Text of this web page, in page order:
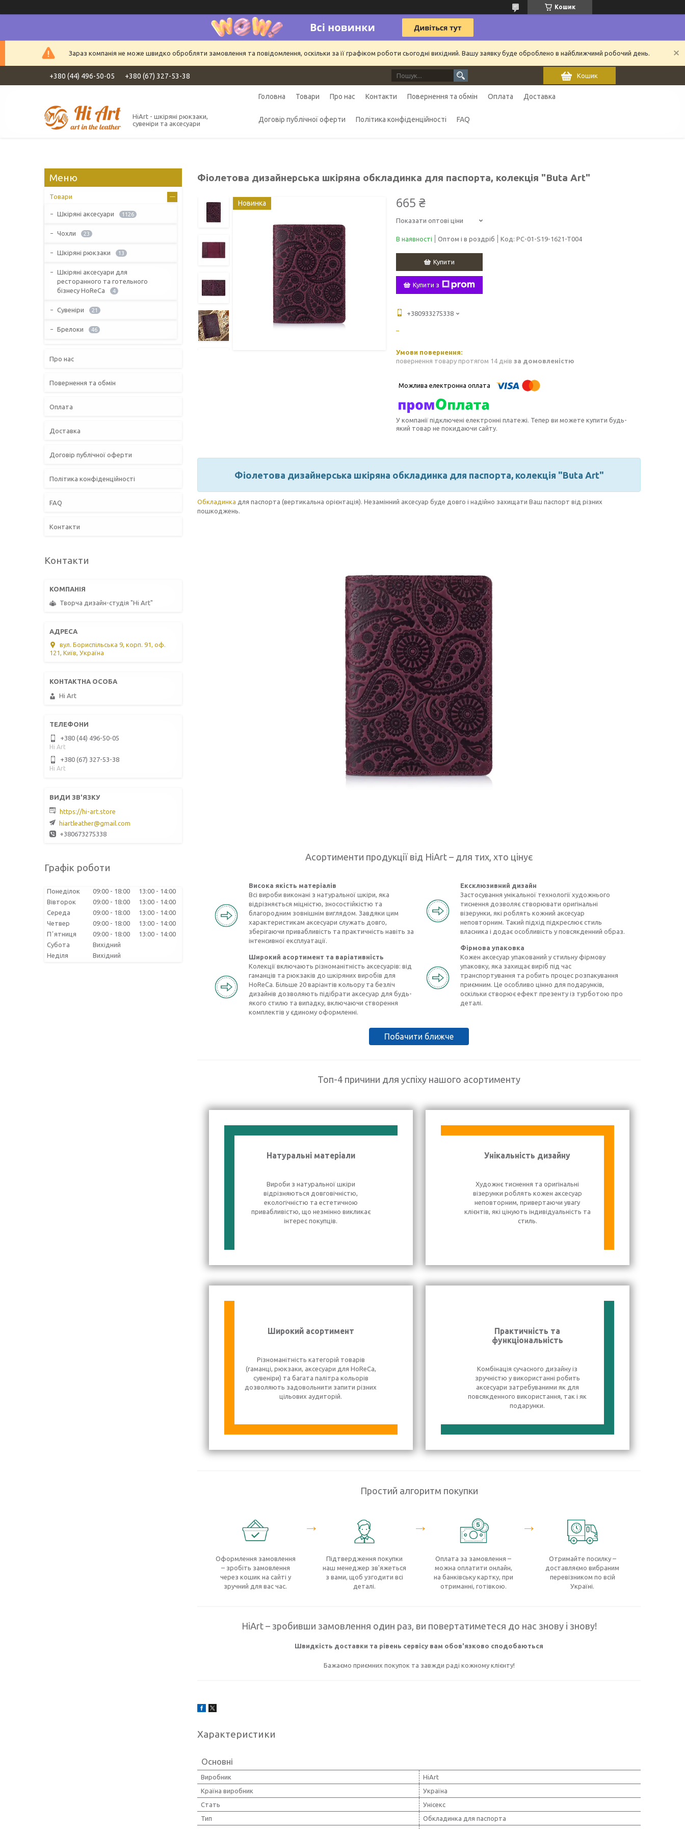
Кошик
Зараз компанія не може швидко обробляти замовлення та повідомлення, оскільки за її графіком роботи сьогодні вихідний. Вашу заявку буде оброблено в найближчимй робочий день.
+380 (44) 496-50-05 +380 (67) 327-53-38 Кошик
HiArt - шкіряні рюкзаки,
сувеніри та аксесуари
Головна Товари Про нас Контакти Повернення та обмін Оплата Доставка
Договір публічної оферти Політика конфіденційності FAQ
Фіолетова дизайнерська шкіряна обкладинка для паспорта, колекція "Buta Art"
Новинка 665 ₴
Показати оптові ціни
В наявності Оптом і в роздріб Код: PC-01-S19-1621-T004
Купити
Купити з
+380933275338
повернення товару протягом 14 днів за домовленістю
У компанії підключені електронні платежі. Тепер ви можете купити будь-
який товар не покидаючи сайту.
Фіолетова дизайнерська шкіряна обкладинка для паспорта, колекція "Buta Art"
Обкладинка для паспорта (вертикальна орієнтація). Незамінний аксесуар буде довго і надійно захищати Ваш паспорт від різних
пошкоджень.
Асортименти продукції від HiArt – для тих, хто цінує
Висока якість матеріалів
Всі вироби виконані з натуральної шкіри, яка
відрізняється міцністю, зносостійкістю та
благородним зовнішнім виглядом. Завдяки цим
характеристикам аксесуари служать довго,
зберігаючи привабливість та практичність навіть за
інтенсивної експлуатації.
Широкий асортимент та варіативність
Колекції включають різноманітність аксесуарів: від
гаманців та рюкзаків до шкіряних виробів для
HoReCa. Більше 20 варіантів кольору та безліч
дизайнів дозволяють підібрати аксесуар для будь-
якого стилю та випадку, включаючи створення
комплектів у єдиному оформленні.
Ексклюзивний дизайн
Застосування унікальної технології художнього
тиснення дозволяє створювати оригінальні
візерунки, які роблять кожний аксесуар
неповторним. Такий підхід підкреслює стиль
власника і додає особливість у повсякденний образ.
Фірмова упаковка
Кожен аксесуар упакований у стильну фірмову
упаковку, яка захищає виріб під час
транспортування та робить процес розпакування
приємним. Це особливо цінно для подарунків,
оскільки створює ефект презенту із турботою про
деталі.
Побачити ближче
Топ-4 причини для успіху нашого асортименту
Натуральні матеріали
Вироби з натуральної шкіри
відрізняються довговічністю,
екологічністю та естетичною
привабливістю, що незмінно викликає
інтерес покупців.
Унікальність дизайну
Художнє тиснення та оригінальні
візерунки роблять кожен аксесуар
неповторним, привертаючи увагу
клієнтів, які цінують індивідуальність та
стиль.
Широкий асортимент
Різноманітність категорій товарів
(гаманці, рюкзаки, аксесуари для HoReCa,
сувеніри) та багата палітра кольорів
дозволяють задовольнити запити різних
цільових аудиторій.
Практичність та
функціональність
Комбінація сучасного дизайну із
зручністю у використанні робить
аксесуари затребуваними як для
повсякденного використання, так і як
подарунки.
Простий алгоритм покупки
Оформлення замовлення
– зробіть замовлення
через кошик на сайті у
зручний для вас час.
→
Підтвердження покупки
наш менеджер зв'яжеться
з вами, щоб узгодити всі
деталі.
→
Оплата за замовлення –
можна оплатити онлайн,
на банківську картку, при
отриманні, готівкою.
→
Отримайте посилку –
доставляємо вибраним
перевізником по всій
Україні.
HiArt – зробивши замовлення один раз, ви повертатиметеся до нас знову і знову!
Швидкість доставки та рівень сервісу вам обов'язково сподобаються
Бажаємо приємних покупок та завжди раді кожному клієнту!
Характеристики
Основні
Виробник
HiArt
Країна виробник
Україна
Стать
Унісекс
Тип
Обкладинка для паспорта
Товари
Шкіряні аксесуари 1126
Чохли 23
Шкіряні рюкзаки 13
Шкіряні аксесуари для
ресторанного та готельного
бізнесу HoReCa
4
Сувеніри 21
Брелоки 46
Про нас
Повернення та обмін
Оплата
Доставка
Договір публічної оферти
Політика конфіденційності
FAQ
Контакти
Контакти
Творча дизайн-студія "Hi Art"
вул. Бориспільська 9, корп. 91, оф.
121, Київ, Україна
Hi Art
+380 (44) 496-50-05
Hi Art
+380 (67) 327-53-38
Hi Art
https://hi-art.store
hiartleather@gmail.com
+380673275338
Графік роботи
Понеділок 09:00 18:00 13:00
14:00
Вівторок
09:00 18:00 13:00
14:00
Середа
09:00 18:00 13:00
14:00
Четвер
09:00 18:00 13:00
14:00
Пʼятниця
09:00 18:00 13:00
14:00
Субота
Вихідний
Неділя
Вихідний